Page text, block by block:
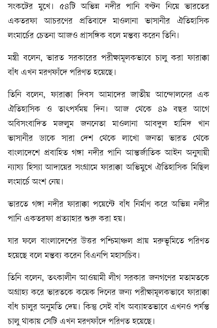
সংকটের মুখে। ৫৪টি অভিন্ন নদীর পানি বণ্টন নিয়ে ভারতের
একতরফা আচরণের প্রতিবাদে মাওলানা ভাসানীর ঐতিহাসিক
লংমার্চের চেতনা আজও প্রাসঙ্গিক বলে মন্তব্য করেন তিনি।
মন্ত্রী বলেন, ভারত সরকারের পরীক্ষামূলকভাবে চালু করা ফারাক্কা
বাঁধ এখন মরণফাঁদে পরিণত হয়েছে।
তিনি বলেন, ফারাক্কা দিবস আমাদের জাতীয় আন্দোলনের এক
ঐতিহাসিক ও তাৎপর্যময় দিন। আজ থেকে ৪৯ বছর আগে
অবিসংবাদিত মজলুম জননেতা মাওলানা আবদুল হামিদ খান
ভাসানীর ডাকে সারা দেশ থেকে লাখো জনতা ভারত থেকে
বাংলাদেশে প্রবাহিত গঙ্গা নদীর পানি আন্তর্জাতিক আইন অনুযায়ী
ন্যায্য হিস্যা আদায়ের সংগ্রামে ফারাক্কা অভিমুখে ঐতিহাসিক মিছিল
লংমার্চে অংশ নেয়।
ভারতে গঙ্গা নদীর ফারাক্কা পয়েন্টে বাঁধ নির্মাণ করে অভিন্ন নদীর
পানি একতরফা প্রত্যাহার শুরু করা হয়।
যার ফলে বাংলাদেশের উত্তর পশ্চিমাঞ্চল প্রায় মরুভূমিতে পরিণত
হয়েছে বলে মন্তব্য করেন বিএনপি মহাসচিব।
তিনি বলেন, তৎকালীন আওয়ামী লীগ সরকার জনগণের মতামতকে
অগ্রাহ্য করে ভারতকে কয়েক দিনের জন্য পরীক্ষামূলকভাবে ফারাক্কা
বাঁধ চালুর অনুমতি দেয়। কিন্তু সেই বাঁধ অব্যাহতভাবে এখনও পর্যন্ত
চালু থাকায় সেটি এখন মরণফাঁদে পরিণত হয়েছে।